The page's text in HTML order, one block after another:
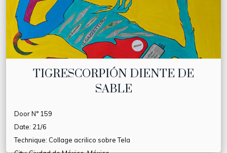
TIGRESCORPIÓN DIENTE DE
SABLE
Door N° 159
Date: 21/6
Technique: Collage acrilico sobre Tela